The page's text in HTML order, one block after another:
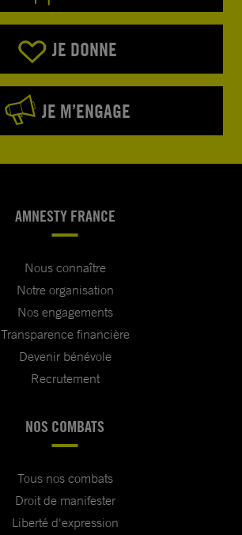
JE DONNE
JE M’ENGAGE
AMNESTY FRANCE
Nous connaître
Notre organisation
Nos engagements
Transparence financière
Devenir bénévole
Recrutement
NOS COMBATS
Tous nos combats
Droit de manifester
Liberté d'expression